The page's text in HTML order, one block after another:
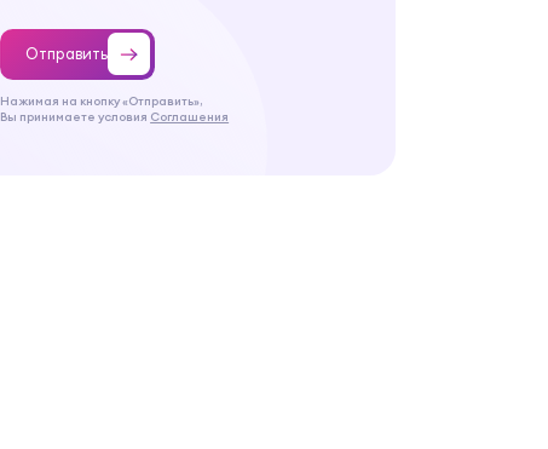
Отправить
Нажимая на кнопку «Отправить»,
Вы принимаете условия Соглашения